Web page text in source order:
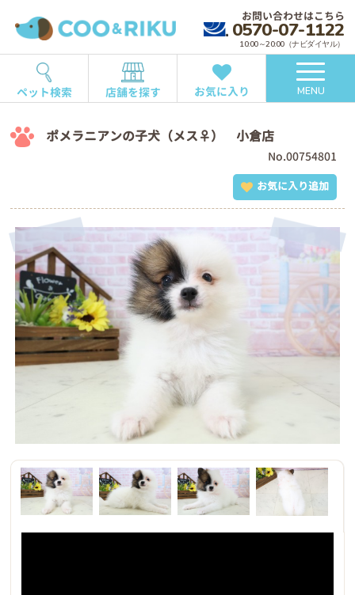
お問い合わせはこちら
0570-07-1122
10:00～20:00（ナビダイヤル）
ペット検索 店舗を探す お気に入り MENU
ポメラニアンの子犬（メス♀） 小倉店
No.00754801
お気に入り追加